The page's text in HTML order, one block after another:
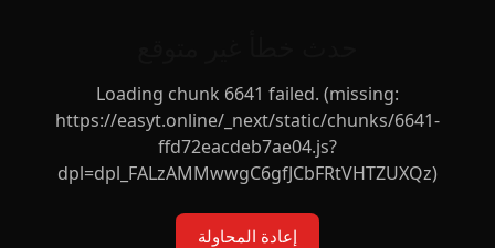
Loading chunk 6641 failed. (missing:
https://easyt.online/_next/static/chunks/6641-
ffd72eacdeb7ae04.js?
dpl=dpl_FALzAMMwwgC6gfJCbFRtVHTZUXQz)
إعادة المحاولة